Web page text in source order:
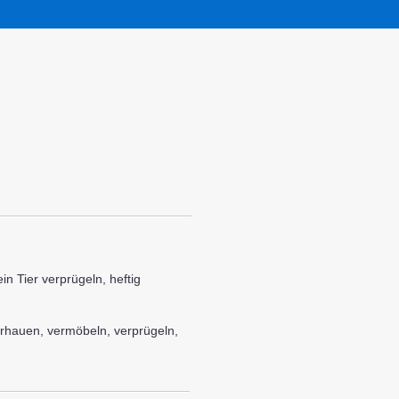
Tier verprügeln, heftig
vermöbeln, verprügeln,